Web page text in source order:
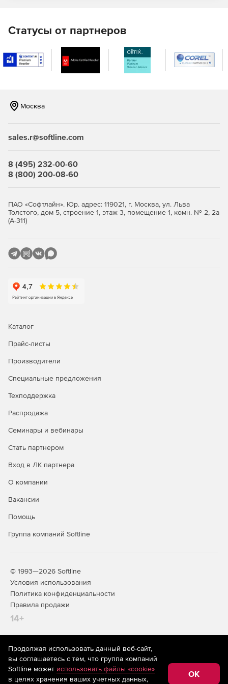
Невидимое функционирование в фоновом режиме, не
замедляющее работы устройства.
Защита от кражи:
одного SMS-сообщения.
Блокирование телефона в случае замены SIM-карты.
Дистанционное стирание всех данных с телефона.
Удаленно обнаружение местоположения
украденного/потерянного устройства с помощью
Автоматическое обновление защиты:
безопасности.
Интеллектуальные функции автоматического
предприятия.
устройство отключено от сети.
Статусы от партнеров
Москва
sales.r@softline.com
8 (495) 232-00-60
8 (800) 200-08-60
ПАО «Софтлайн». Юр. адрес: 119021, г. Москва, ул. Льва
Толстого, дом 5, строение 1, этаж 3, помещение 1, комн. № 2, 2а
(А-311)
Каталог
Прайс-листы
Производители
Специальные предложения
Техподдержка
Распродажа
Семинары и вебинары
Стать партнером
Вход в ЛК партнера
О компании
Вакансии
Помощь
Группа компаний Softline
© 1993—2026 Softline
Условия использования
Политика конфиденциальности
Правила продажи
14+
На информационном ресурсе store.softline.ru применяются
рекомендательные технологии(информационные технологии
предоставления информации на основе сбора,
систематизации и анализа сведений, относящихся к
Продолжая использовать данный веб-сайт,
вы соглашаетесь с тем, что группа компаний
Softline может использовать файлы «cookie»
в целях хранения ваших учетных данных,
OK